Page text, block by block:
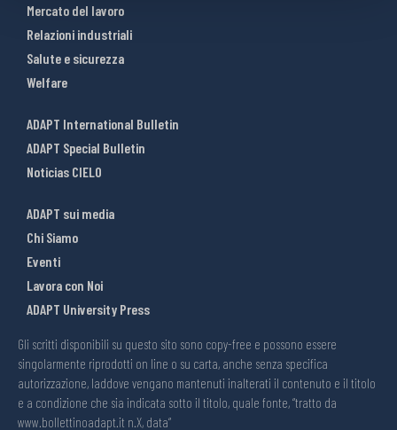
Mercato del lavoro
Relazioni industriali
Salute e sicurezza
Welfare
ADAPT International Bulletin
ADAPT Special Bulletin
Noticias CIELO
ADAPT sui media
Chi Siamo
Eventi
Lavora con Noi
ADAPT University Press
Gli scritti disponibili su questo sito sono copy-free e possono essere
singolarmente riprodotti on line o su carta, anche senza specifica
autorizzazione, laddove vengano mantenuti inalterati il contenuto e il titolo
e a condizione che sia indicata sotto il titolo, quale fonte, “tratto da
www.bollettinoadapt.it n.X, data“